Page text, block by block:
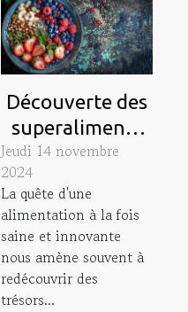
Découverte des
superaliments
ancestraux
méconnus pour
une cuisine
innovante
Jeudi 14 novembre
2024
La quête d'une
alimentation à la fois
saine et innovante
nous amène souvent à
redécouvrir des
trésors...